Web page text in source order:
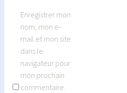
Enregistrer mon
nom, mon e-
mail et mon site
dans le
navigateur pour
mon prochain
commentaire.